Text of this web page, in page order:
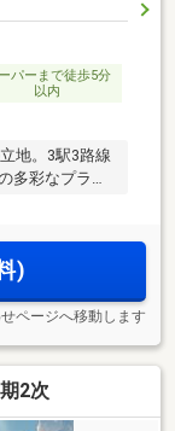
パーまで徒歩5分
以内
地。3駅3路線
多彩なプラン
)
ページへ移動します
2次